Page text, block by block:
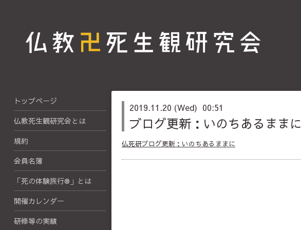
2019.11.20 (Wed) 00:51
ブログ更新：いのちあるままに
仏死研ブログ更新：いのちあるままに
トップページ
仏教死生観研究会とは
規約
会員名簿
「死の体験旅行®」とは
開催カレンダー
研修等の実績